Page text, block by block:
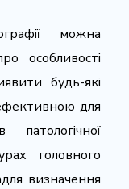
можна
особливості
будь-які
для
головного
визначення